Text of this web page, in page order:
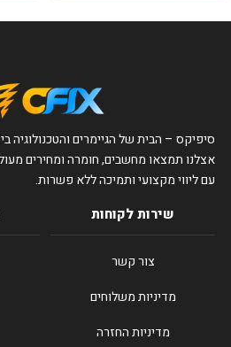
סיפיקס – הבית של הגיימרים והטכנולוגיה
אצלנו תמצאו מחשבים, חומרה ומחירים
עם ליווי מקצועי ותמיכה ללא פשרות.
שירות לקוחות
צור קשר
מדיניות משלוחים
מדיניות החזרה